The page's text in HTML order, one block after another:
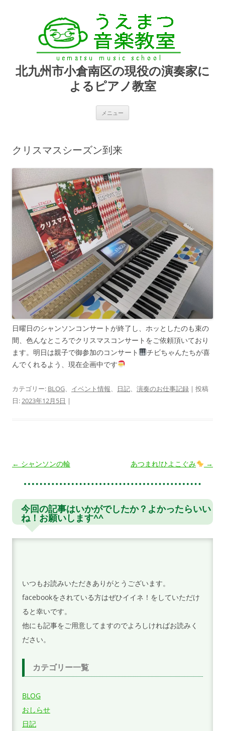
北九州市小倉南区の現役の演奏家に
よるピアノ教室
メニュー
プ
クリスマスシーズン到来
日曜日のシャンソンコンサートが終了し、ホッとしたのも束の
間、色んなところでクリスマスコンサートをご依頼頂いており
ます。明日は親子で御参加のコンサート
チビちゃんたちが喜
んでくれるよう、現在企画中です
カテゴリー: BLOG、 イベント情報、 日記、 演奏のお仕事記録 | 投稿
日:2023年12月5日 |
投
ビ
ゲ
← シャンソンの輪 あつまれ!ひよこぐみ →
今回の記事はいかがでしたか？よかったらいい
ね！お願いします^^
いつもお読みいただきありがとうございます。
facebookをされている方はぜひイイネ！をしていただけ
ると幸いです。
他にも記事をご用意してますのでよろしければお読みく
ださい。
カテゴリー一覧
BLOG
おしらせ
日記